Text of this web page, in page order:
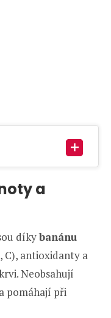
a
díkybanánu
C), antioxidanty a
Neobsahují
pomáhají při